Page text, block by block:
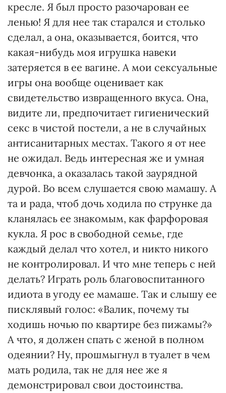
кресле. Я был просто разочарован ее
ленью! Я для нее так старался и столько
сделал, а она, оказывается, боится, что
какая-нибудь моя игрушка навеки
затеряется в ее вагине. А мои сексуальные
игры она вообще оценивает как
свидетельство извращенного вкуса. Она,
видите ли, предпочитает гигиенический
секс в чистой постели, а не в случайных
антисанитарных местах. Такого я от нее
не ожидал. Ведь интересная же и умная
девчонка, а оказалась такой заурядной
дурой. Во всем слушается свою мамашу. А
та и рада, чтоб дочь ходила по струнке да
кланялась ее знакомым, как фарфоровая
кукла. Я рос в свободной семье, где
каждый делал что хотел, и никто никого
не контролировал. И что мне теперь с ней
делать? Играть роль благовоспитанного
идиота в угоду ее мамаше. Так и слышу ее
писклявый голос: «Валик, почему ты
ходишь ночью по квартире без пижамы?»
А что, я должен спать с женой в полном
одеянии? Ну, прошмыгнул в туалет в чем
мать родила, так не для нее же я
демонстрировал свои достоинства.